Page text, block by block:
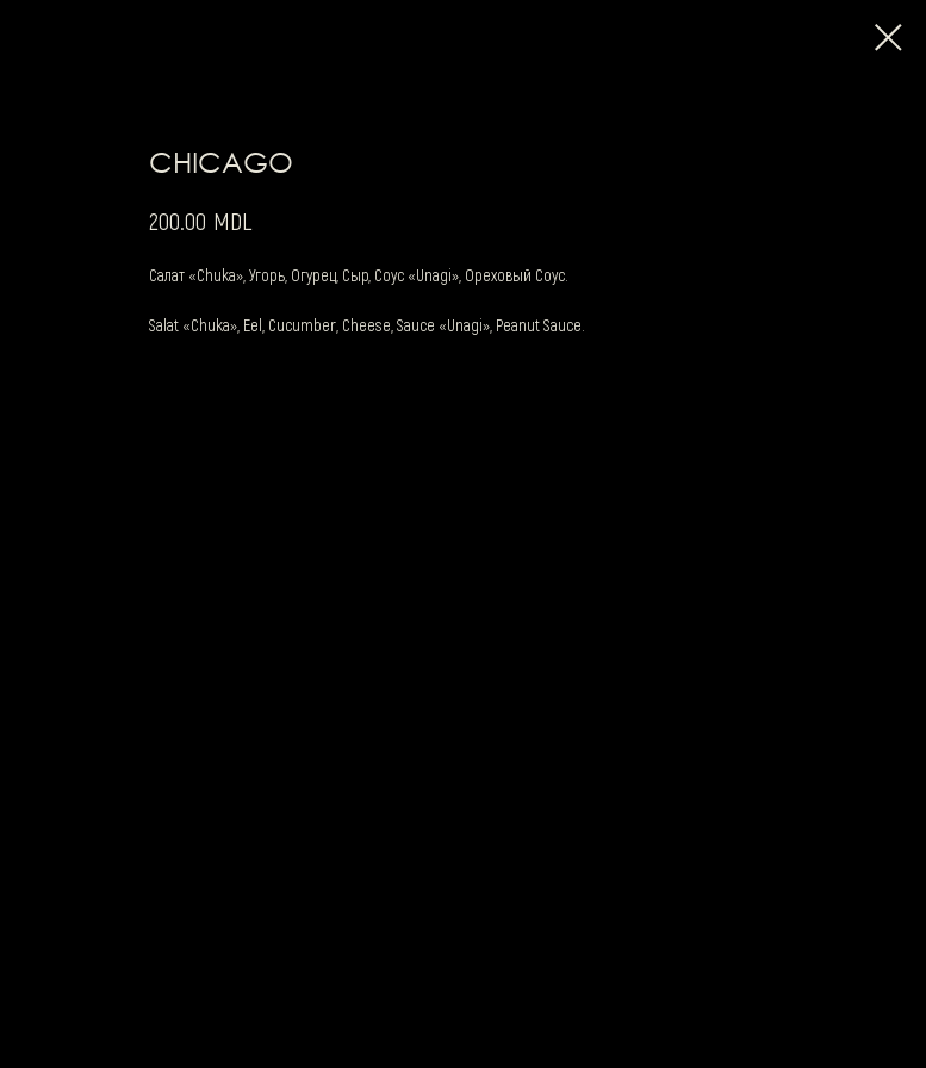
CHICAGO
200.00 MDL
Салат «Chuka», Угорь, Огурец, Сыр, Соус «Unagi», Ореховый Соус.
Salat «Chuka», Eel, Cucumber, Cheese, Sauce «Unagi», Peanut Sauce.